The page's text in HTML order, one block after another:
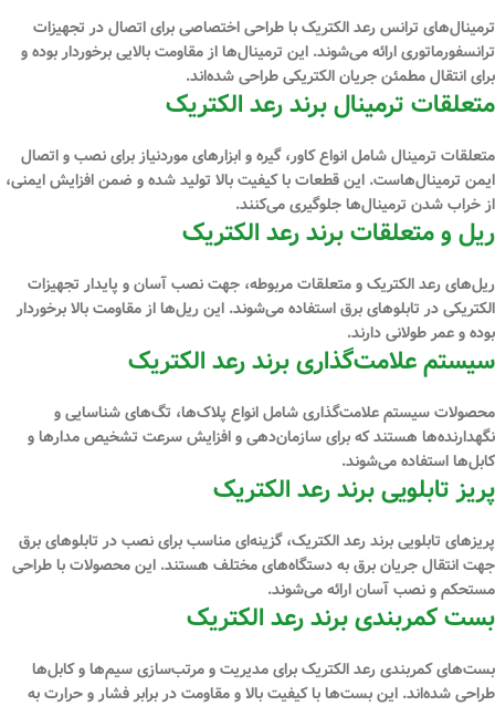
ترمینال‌های ترانس رعد الکتریک با طراحی اختصاصی برای اتصال در تجهیزات
ترانسفورماتوری ارائه می‌شوند. این ترمینال‌ها از مقاومت بالایی برخوردار بوده و
برای انتقال مطمئن جریان الکتریکی طراحی شده‌اند.
متعلقات ترمینال برند رعد الکتریک
متعلقات ترمینال شامل انواع کاور، گیره و ابزارهای موردنیاز برای نصب و اتصال
ایمن ترمینال‌هاست. این قطعات با کیفیت بالا تولید شده و ضمن افزایش ایمنی،
از خراب شدن ترمینال‌ها جلوگیری می‌کنند.
ریل و متعلقات برند رعد الکتریک
ریل‌های رعد الکتریک و متعلقات مربوطه، جهت نصب آسان و پایدار تجهیزات
الکتریکی در تابلوهای برق استفاده می‌شوند. این ریل‌ها از مقاومت بالا برخوردار
بوده و عمر طولانی دارند.
سیستم علامت‌گذاری برند رعد الکتریک
محصولات سیستم علامت‌گذاری شامل انواع پلاک‌ها، تگ‌های شناسایی و
نگهدارنده‌ها هستند که برای سازمان‌دهی و افزایش سرعت تشخیص مدارها و
کابل‌ها استفاده می‌شوند.
پریز تابلویی برند رعد الکتریک
پریزهای تابلویی برند رعد الکتریک، گزینه‌ای مناسب برای نصب در تابلوهای برق
جهت انتقال جریان برق به دستگاه‌های مختلف هستند. این محصولات با طراحی
مستحکم و نصب آسان ارائه می‌شوند.
بست کمربندی برند رعد الکتریک
بست‌های کمربندی رعد الکتریک برای مدیریت و مرتب‌سازی سیم‌ها و کابل‌ها
طراحی شده‌اند. این بست‌ها با کیفیت بالا و مقاومت در برابر فشار و حرارت به